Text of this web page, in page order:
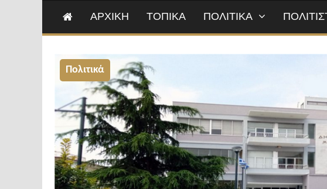
ΑΡΧΙΚΗ ΤΟΠΙΚΑ ΠΟΛΙΤΙΚΑ
Πολιτικά